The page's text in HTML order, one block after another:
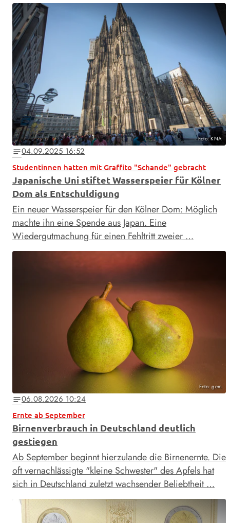
Foto: KNA
notes04.09.2025 16:52
Studentinnen hatten mit Graffito "Schande" gebracht
Japanische Uni stiftet Wasserspeier für Kölner
Dom als Entschuldigung
Ein neuer Wasserspeier für den Kölner Dom: Möglich
machte ihn eine Spende aus Japan. Eine
Wiedergutmachung für einen Fehltritt zweier …
Foto: gem
notes06.08.2026 10:24
Ernte ab September
Birnenverbrauch in Deutschland deutlich
gestiegen
Ab September beginnt hierzulande die Birnenernte. Die
oft vernachlässigte "kleine Schwester" des Apfels hat
sich in Deutschland zuletzt wachsender Beliebtheit …